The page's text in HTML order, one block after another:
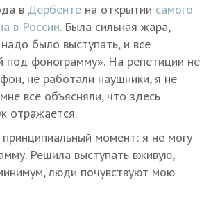
в Дербенте на открытии самого
в России. Была сильная жара,
было выступать, и все
под фонограмму». На репетиции не
не работали наушники, я не
все объясняли, что здесь
отражается.
момент: я не могу
Решила выступать вживую,
люди почувствуют мою